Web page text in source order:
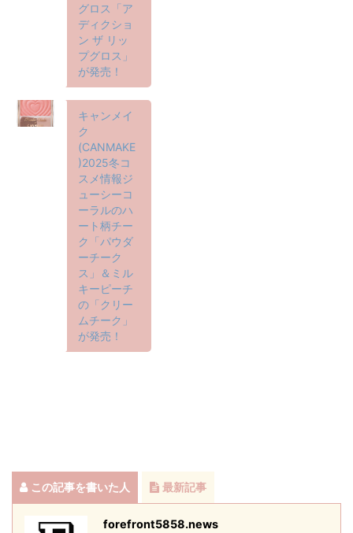
グロス「ア
ディクショ
ン ザ リッ
プグロス」
が発売！
キャンメイ
ク
(CANMAKE
)2025冬コ
スメ情報ジ
ューシーコ
ーラルのハ
ート柄チー
ク「パウダ
ーチーク
ス」＆ミル
キーピーチ
の「クリー
ムチーク」
が発売！
この記事を書いた人 最新記事
forefront5858.news